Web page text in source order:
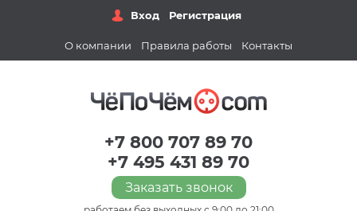
Вход Регистрация
О компании Правила работы Контакты
+7 800 707 89 70
+7 495 431 89 70
Заказать звонок